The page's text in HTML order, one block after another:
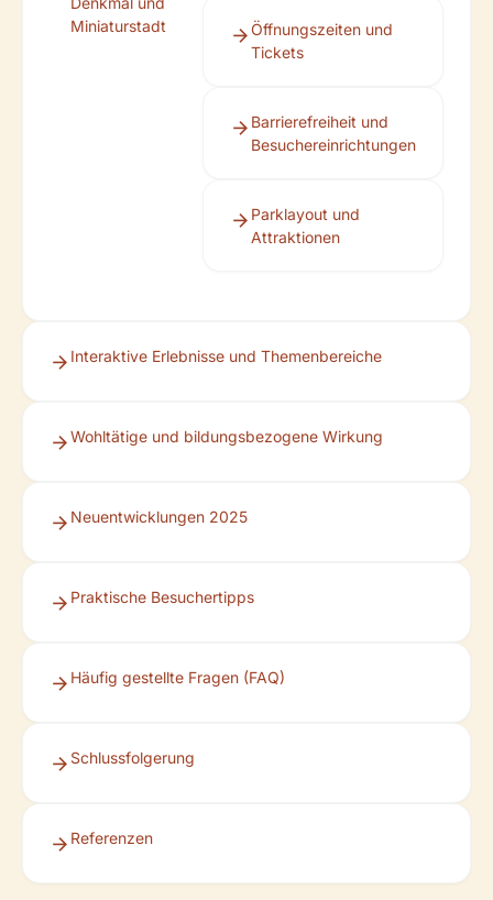
Miniaturstadt
Öffnungszeiten und
Tickets
Barrierefreiheit und
Besuchereinrichtungen
Parklayout und
Attraktionen
Interaktive Erlebnisse und Themenbereiche
Wohltätige und bildungsbezogene Wirkung
Neuentwicklungen 2025
Praktische Besuchertipps
Häufig gestellte Fragen (FAQ)
Schlussfolgerung
Referenzen